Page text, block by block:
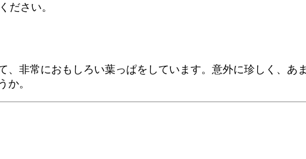
ださい。
、非常におもしろい葉っぱをしています。意外に珍しく、
か。